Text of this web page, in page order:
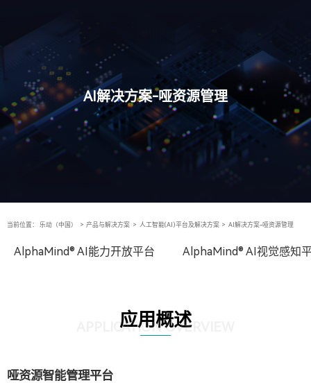
AI解决方案-哑资源管理
当前位置： 乐动（中国） > 产品与解决方案 > 人工智能(AI)平台及解决方案 > AI解决方案-哑资源管理
AlphaMind® AI能力开放平台 AlphaMind® AI视觉感知
应用概述
APPLICATION OVERVIEW
哑资源智能管理平台